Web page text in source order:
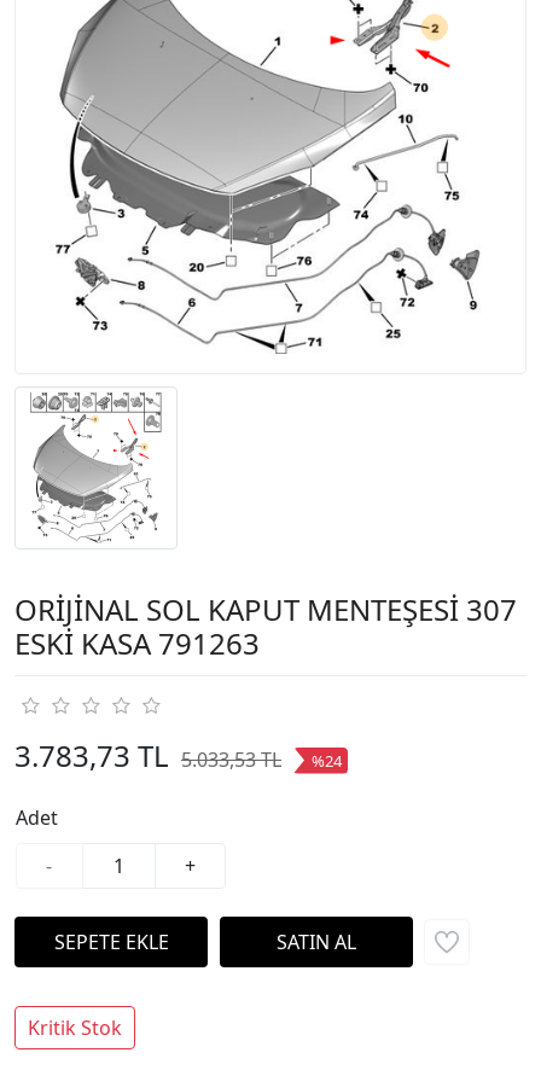
ORİJİNAL SOL KAPUT MENTEŞESİ 307
ESKİ KASA 791263
3.783,73 TL 5.033,53 TL %24
Adet
-
+
Kritik Stok